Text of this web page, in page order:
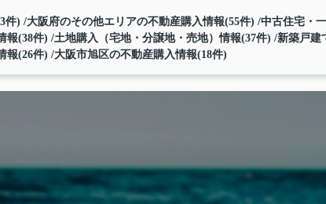
件) 大阪府のその他エリアの不動産購入情報(55件) 中古住宅・
報(38件) 土地購入（宅地・分譲地・売地）情報(37件) 新築戸建
報(26件)
大阪市旭区の不動産購入情報(18件)